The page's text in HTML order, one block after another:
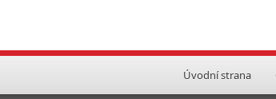
Úvodní strana